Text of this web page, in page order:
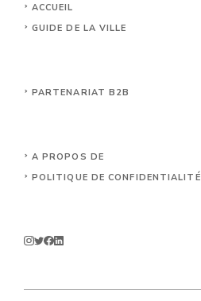
ACCUEIL
GUIDE DE LA VILLE
PARTENARIAT B2B
A PROPOS DE
POLITIQUE DE CONFIDENTIALITÉ